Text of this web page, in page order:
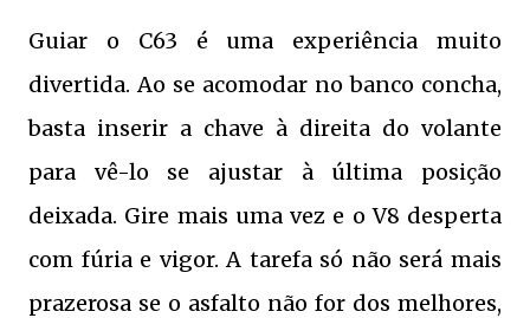
Guiar o C63 é uma experiência muito
divertida. Ao se acomodar no banco concha,
basta inserir a chave à direita do volante
para vê-lo se ajustar à última posição
deixada. Gire mais uma vez e o V8 desperta
com fúria e vigor. A tarefa só não será mais
prazerosa se o asfalto não for dos melhores,